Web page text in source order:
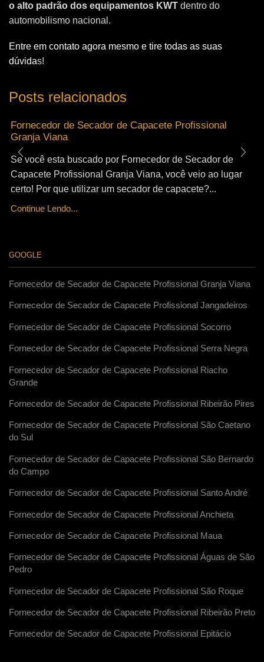
o alto padrão dos equipamentos KWT dentro do
automobilismo nacional.
Entre em contato agora mesmo e tire todas as suas
dúvidas!
Posts relacionados
Fornecedor de Secador de Capacete Profissional
Granja Viana
Se você esta buscado por Fornecedor de Secador de
Capacete Profissional Granja Viana, você veio ao lugar
certo! Por que utilizar um secador de capacete?...
Continue Lendo...
GOOGLE
Fornecedor de Secador de Capacete Profissional Granja Viana
Fornecedor de Secador de Capacete Profissional Jangadeiros
Fornecedor de Secador de Capacete Profissional Socorro
Fornecedor de Secador de Capacete Profissional Serra Negra
Fornecedor de Secador de Capacete Profissional Riacho
Grande
Fornecedor de Secador de Capacete Profissional Ribeirão Pires
Fornecedor de Secador de Capacete Profissional São Caetano
do Sul
Fornecedor de Secador de Capacete Profissional São Bernardo
do Campo
Fornecedor de Secador de Capacete Profissional Santo André
Fornecedor de Secador de Capacete Profissional Anchieta
Fornecedor de Secador de Capacete Profissional Maua
Fornecedor de Secador de Capacete Profissional Águas de São
Pedro
Fornecedor de Secador de Capacete Profissional São Roque
Fornecedor de Secador de Capacete Profissional Ribeirão Preto
Fornecedor de Secador de Capacete Profissional Epitácio